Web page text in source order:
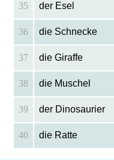
35 der Esel
36 die Schnecke
37 die Giraffe
38 die Muschel
39 der Dinosaurier
40 die Ratte